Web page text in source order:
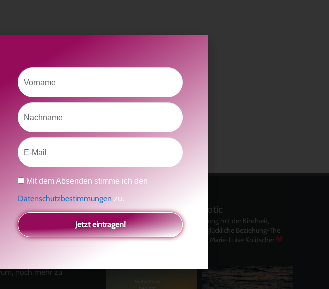
besondere
möchte
noch mehr zu
kolitscher.by.biotic
Selbstliebe, Aussöhnung mit der Kindheit,
Potenzial entfalten, glückliche Beziehung-The
Master KeyAsha und Marie-Luise Kolitscher
Vorname
Nachname
Email
Datenschutz
Mit dem Absenden stimme ich den
Datenschutzbestimmungen zu.
Jetzt eintragen!